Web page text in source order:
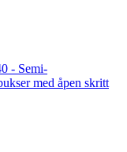
- Semi-
med åpen skritt